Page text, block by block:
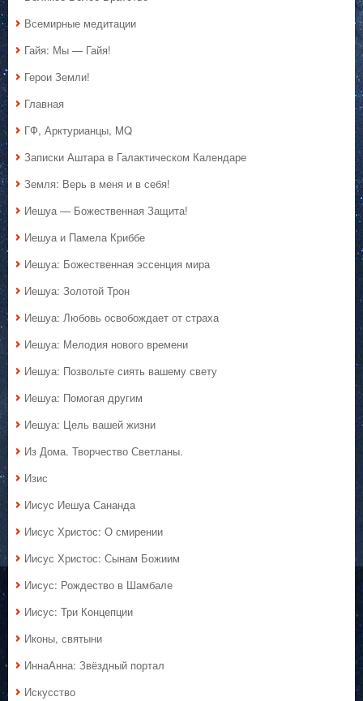
Всемирные медитации
Гайя: Мы — Гайя!
Герои Земли!
Главная
ГФ, Арктурианцы, MQ
Записки Аштара в Галактическом Календаре
Земля: Верь в меня и в себя!
Иешуа — Божественная Защита!
Иешуа и Памела Криббе
Иешуа: Божественная эссенция мира
Иешуа: Золотой Трон
Иешуа: Любовь освобождает от страха
Иешуа: Мелодия нового времени
Иешуа: Позвольте сиять вашему свету
Иешуа: Помогая другим
Иешуа: Цель вашей жизни
Из Дома. Творчество Светланы.
Изис
Иисус Иешуа Сананда
Иисус Христос: О смирении
Иисус Христос: Сынам Божиим
Иисус: Рождество в Шамбале
Иисус: Три Концепции
Иконы, святыни
ИннаАнна: Звёздный портал
Искусство